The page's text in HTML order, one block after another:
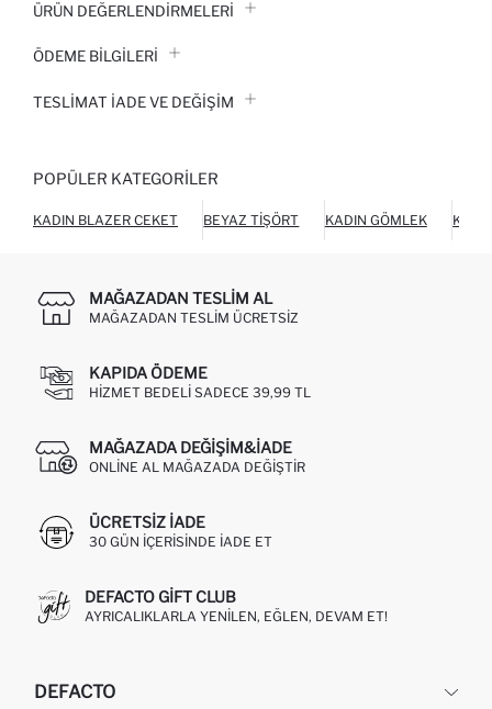
ÜRÜN DEĞERLENDİRMELERİ
ÖDEME BİLGİLERİ
TESLIMAT İADE VE DEĞIŞIM
POPÜLER KATEGORILER
KADIN BLAZER CEKET BEYAZ TIŞÖRT KADIN GÖMLEK
MAĞAZADAN TESLIM AL
MAĞAZADAN TESLIM ÜCRETSIZ
KAPIDA ÖDEME
HIZMET BEDELI SADECE 39,99 TL
MAĞAZADA DEĞIŞIM&İADE
ONLINE AL MAĞAZADA DEĞIŞTIR
ÜCRETSIZ IADE
30 GÜN IÇERISINDE IADE ET
DEFACTO GIFT CLUB
AYRICALIKLARLA YENILEN, EĞLEN, DEVAM ET!
DEFACTO